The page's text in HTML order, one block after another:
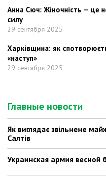
Анна Сюч: Жіночність — це
силу
29 сентября 2025
Харківщина: як
«наступ»
29 сентября 2025
Главные новости
Як виглядає звільнене
Салтів
Украинская армия весной